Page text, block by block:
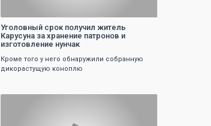
Уголовный срок получил житель
Карусуна за хранение патронов и
изготовление нунчак
Кроме того у него обнаружили собранную
дикорастущую коноплю